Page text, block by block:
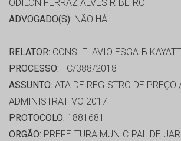
ODILON FERRAZ ALVES RIBEIRO
ADVOGADO(S): NÃO HÁ
RELATOR: CONS. FLAVIO ESGAIB KAYATT
PROCESSO: TC/388/2018
ASSUNTO: ATA DE REGISTRO DE PREÇO
ADMINISTRATIVO 2017
PROTOCOLO: 1881681
ORGÃO: PREFEITURA MUNICIPAL DE